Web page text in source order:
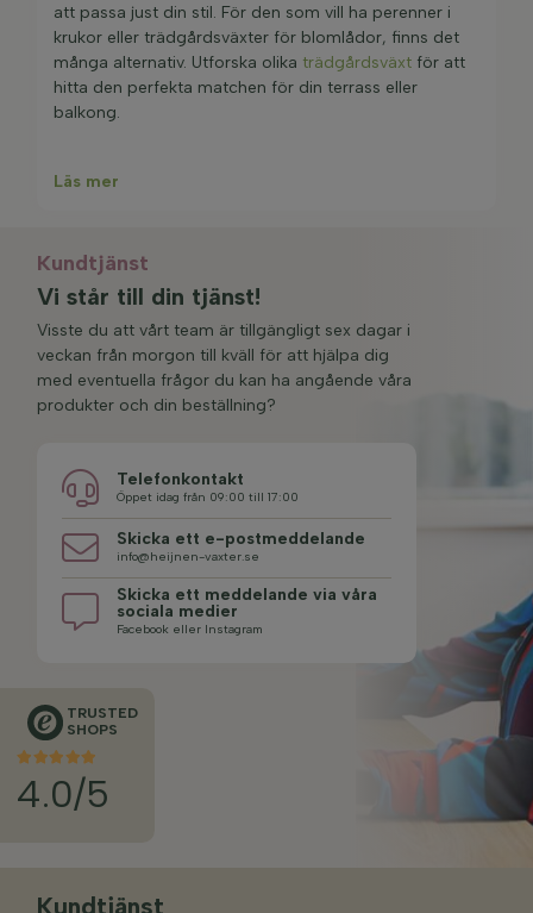
livsmiljö både på stora och små terrasser och
balkonger. Du kan alltid hitta en lämplig växt oavsett
storleken på din balkong/terrass. Terrass- och
balkongväxter är dekorativa (särskilt blommande
perenner
balkong eller terrass kan du välja vintergröna
av en terrassväxt. Till exempel trivs solälskande
terrassväxter bäst när de är i solen hela dagen. Så
kolla noga hur många timmar direkt solljus din
balkong eller terrass får och justera dina
planteringsval därefter. En annan viktig sak att tänka
på är balkongväxtens vinterhärdighet. Observera att
växter i en kruka eller planteringskärl är mer
containerväxter.
att passa just din stil. För den som vill ha perenner i
krukor eller trädgårdsväxter för blomlådor, finns det
många alternativ. Utforska olika trädgårdsväxt för att
hitta den perfekta matchen för din terrass eller
balkong.
Läs mer
Kundtjänst
Vi står till din tjänst!
Visste du att vårt team är tillgängligt sex dagar i
veckan från morgon till kväll för att hjälpa dig
med eventuella frågor du kan ha angående våra
produkter och din beställning?
Telefonkontakt
Öppet idag från 09:00 till 17:00
Skicka ett e-postmeddelande
info@heijnen-vaxter.se
Skicka ett meddelande via våra
sociala medier
Facebook eller Instagram
TRUSTED
SHOPS
4.0/5
Kundtjänst